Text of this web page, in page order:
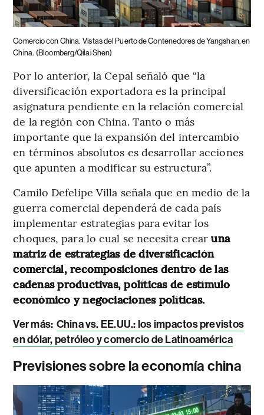
Comercio con China. Vistas del Puerto de Contenedores de Yangshan, en
China. (Bloomberg/Qilai Shen)
Por lo anterior, la Cepal señaló que “la
diversificación exportadora es la principal
asignatura pendiente en la relación comercial
de la región con China. Tanto o más
importante que la expansión del intercambio
en términos absolutos es desarrollar acciones
que apunten a modificar su estructura”.
Camilo Defelipe Villa señala que en medio de la
guerra comercial dependerá de cada país
implementar estrategias para evitar los
choques, para lo cual se necesita crearuna
matriz de estrategias de diversificación
comercial, recomposiciones dentro de las
cadenas productivas, políticas de estímulo
económico y negociaciones políticas.
Ver más: China vs. EE.UU.: los impactos previstos
en dólar, petróleo y comercio de Latinoamérica
Previsiones sobre la economía china